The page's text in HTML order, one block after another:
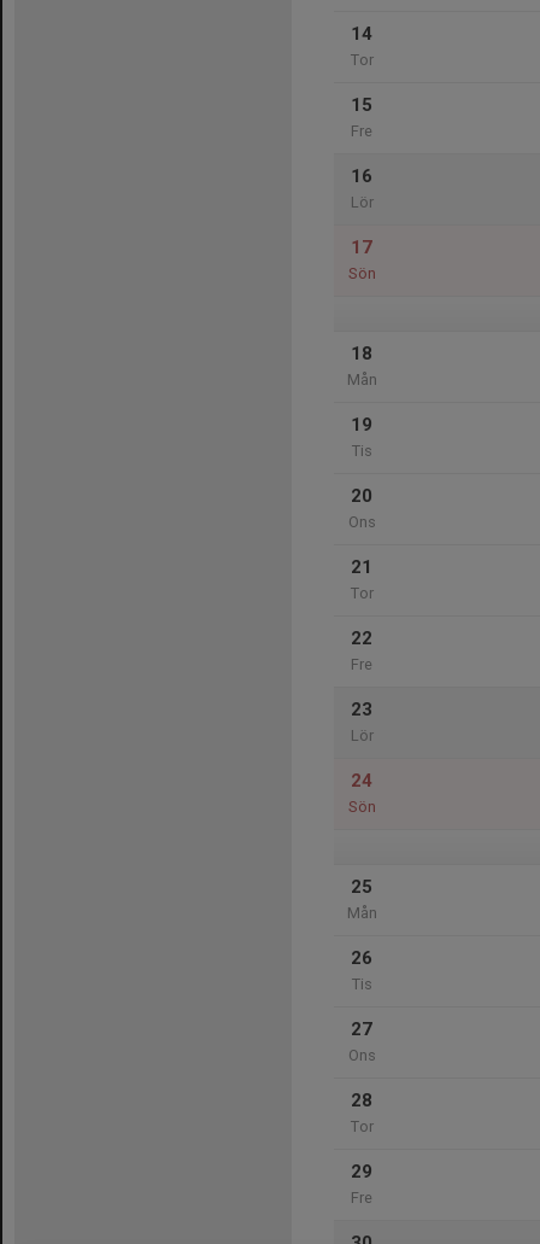
14
Tor
15
Fre
16
Lör
17
Sön
18
Mån
19
Tis
20
Ons
21
Tor
22
Fre
23
Lör
24
Sön
25
Mån
26
Tis
27
Ons
28
Tor
29
Fre